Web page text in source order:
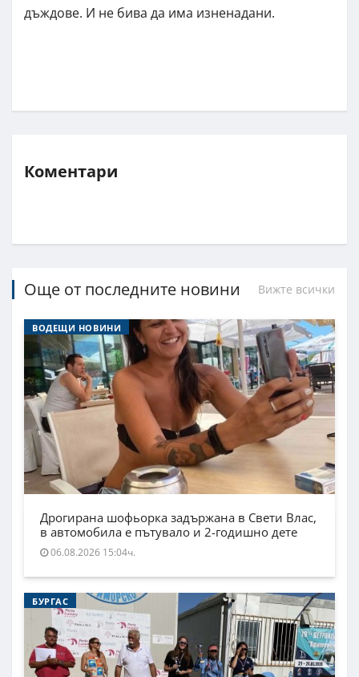
дъждове. И не бива да има изненадани.
Коментари
Още от последните новини Вижте всички
ВОДЕЩИ НОВИНИ
Дрогирана шофьорка задържана в Свети Влас,
в автомобила е пътувало и 2-годишно дете
06.08.2026 15:04ч.
БУРГАС